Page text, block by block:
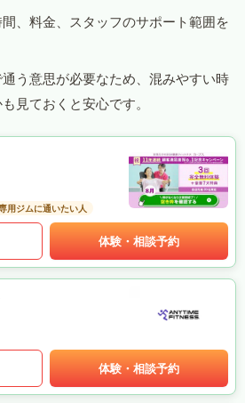
、料金、スタッフのサポート範囲を
う意思が必要なため、混みやすい時
見ておくと安心です。
用ジムに通いたい人
体験・相談予約
体験・相談予約